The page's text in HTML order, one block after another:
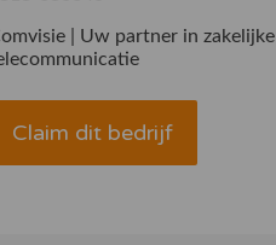
| Uw partner in zakelijke
Claim dit bedrijf